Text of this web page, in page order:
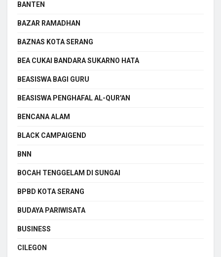
BANTEN
BAZAR RAMADHAN
BAZNAS KOTA SERANG
BEA CUKAI BANDARA SUKARNO HATA
BEASISWA BAGI GURU
BEASISWA PENGHAFAL AL-QUR'AN
BENCANA ALAM
BLACK CAMPAIGEND
BNN
BOCAH TENGGELAM DI SUNGAI
BPBD KOTA SERANG
BUDAYA PARIWISATA
BUSINESS
CILEGON